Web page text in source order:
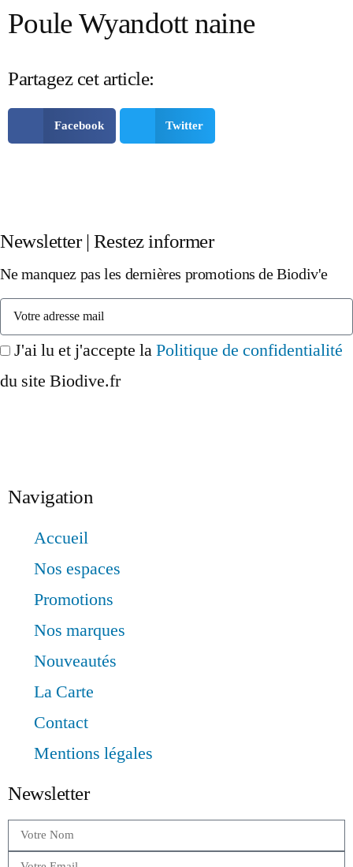
Poule Wyandott naine
Partagez cet article:
Facebook Twitter
Newsletter | Restez informer
Ne manquez pas les dernières promotions de Biodiv'e
J'ai lu et j'accepte laPolitique de confidentialité
du site Biodive.fr
Navigation
Accueil
Nos espaces
Promotions
Nos marques
Nouveautés
La Carte
Contact
Mentions légales
Newsletter